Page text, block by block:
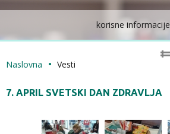
korisne informacije
Naslovna Vesti
7. APRIL SVETSKI DAN ZDRAVLJA